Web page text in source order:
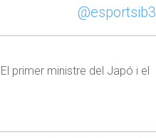
@esportsib3
primer ministre del Japó i el